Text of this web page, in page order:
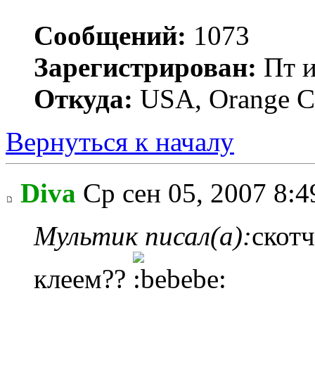
Сообщений: 1073
Зарегистрирован: Пт
Откуда: USA, Orange
Вернуться к началу
Diva Ср сен 05, 2007
Мультик писал(а):
клеем??